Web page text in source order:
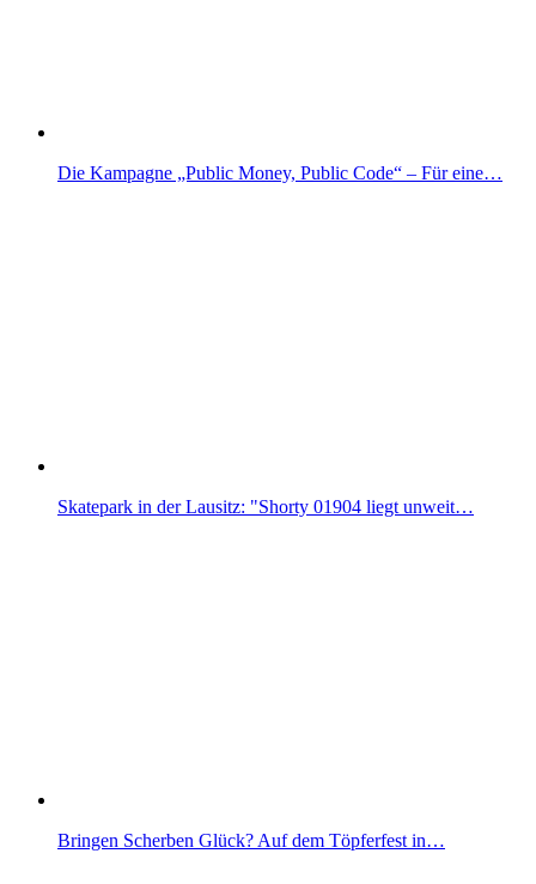
Die Kampagne „Public Money, Public Code“ – Für eine…
Skatepark in der Lausitz: "Shorty 01904 liegt unweit…
Bringen Scherben Glück? Auf dem Töpferfest in…